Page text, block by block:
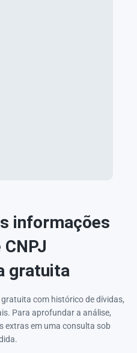
informações
gratuita
com histórico de dívidas,
Para aprofundar a análise,
extras em uma consulta sob